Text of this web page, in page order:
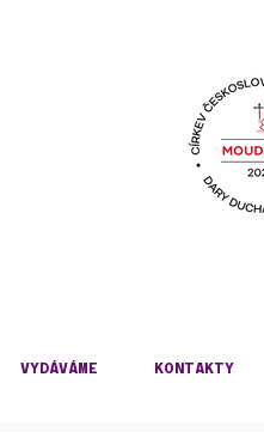
VYDÁVÁME KONTAKTY